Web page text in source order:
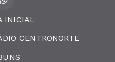
INICIAL
CENTRONORTE